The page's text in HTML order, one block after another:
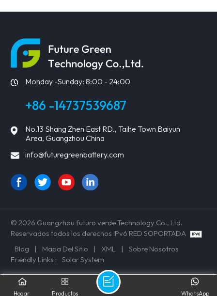
Monday -Sunday: 8:00 - 24:00
+86 -14737539687
No.13 Shang Zhen East RD., Taihe Town Baiyun
Area, Guangzhou China
info@futuregreenbattery.com
© 2026 Guangzhou futuro verde Technology Co., Ltd.
Reservados todos los derechos IPv6 RED SOPORTADA
Blog
| Mapa Del Sitio | XML |
Sobre Nosotros
Friendly Links :
Solar System
Hogar Productos WhatsApp